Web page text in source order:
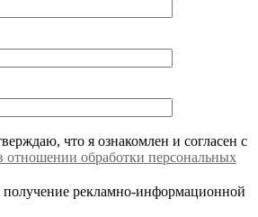
что я ознакомлен и согласен с
отношении обработки персональных
получение рекламно-информационной